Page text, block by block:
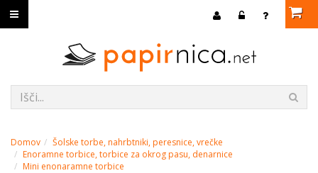
Domov
Šolske torbe, nahrbtniki, peresnice, vrečke
Enoramne torbice, torbice za okrog pasu, denarnice
Mini enonaramne torbice